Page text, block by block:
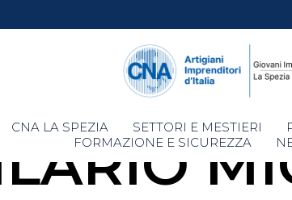
Skip
to
CNA LA SPEZIA SETTORI E MESTIERI
FORMAZIONE E SICUREZZA